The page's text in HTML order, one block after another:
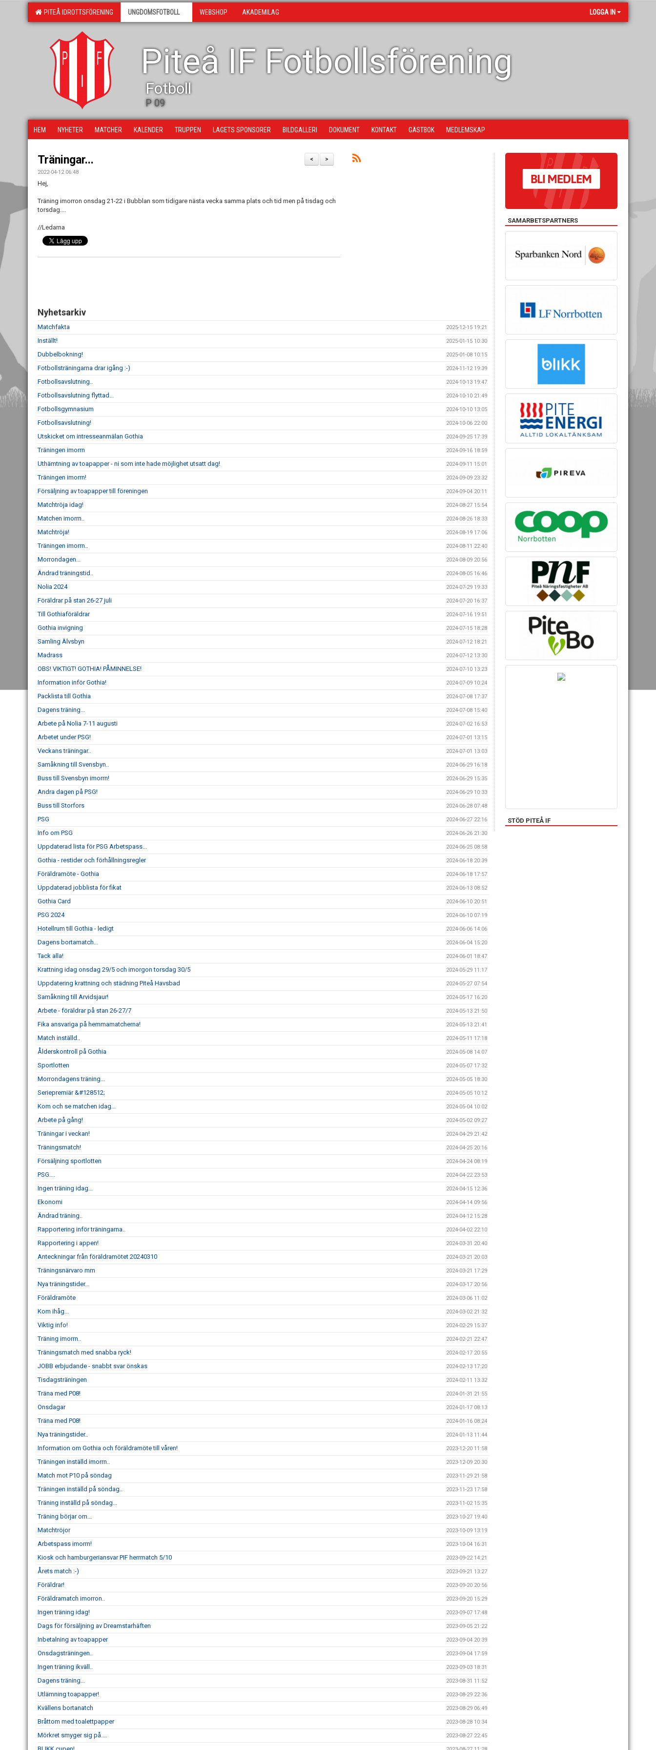
PITEÅ IDROTTSFÖRENING UNGDOMSFOTBOLL WEBSHOP AKADEMILAG LOGGA IN
Piteå IF Fotbollsförening
Fotboll
P 09
HEM NYHETER MATCHER KALENDER TRUPPEN LAGETS SPONSORER BILDGALLERI DOKUMENT KONTAKT GÄSTBOK MEDLEMSKAP
>
<
Träningar...
2022-04-12 06:48
Hej,
Träning imorron onsdag 21-22 i Bubblan som tidigare nästa vecka samma plats och tid men på tisdag och
torsdag....
//Ledarna
Nyhetsarkiv
Matchfakta 2025-12-15 19:21
Inställt! 2025-01-15 10:30
Dubbelbokning! 2025-01-08 10:15
Fotbollsträningarna drar igång :-) 2024-11-12 19:39
Fotbollsavslutning.. 2024-10-13 19:47
Fotbollsavslutning flyttad... 2024-10-10 21:49
Fotbollsgymnasium 2024-10-10 13:05
Fotbollsavslutning! 2024-10-06 22:00
Utskicket om intresseanmälan Gothia 2024-09-25 17:39
Träningen imorrn 2024-09-16 18:59
Uthämtning av toapapper - ni som inte hade möjlighet utsatt dag! 2024-09-11 15:01
Träningen imorrn! 2024-09-09 23:32
Försäljning av toapapper till föreningen 2024-09-04 20:11
Matchtröja idag! 2024-08-27 15:54
Matchen imorrn.. 2024-08-26 18:33
Matchtröja! 2024-08-19 17:06
Träningen imorrn.. 2024-08-11 22:40
Morrondagen... 2024-08-09 20:56
Ändrad träningstid.. 2024-08-05 16:46
Nolia 2024 2024-07-29 19:33
Föräldrar på stan 26-27 juli 2024-07-20 16:37
Till Gothiaföräldrar 2024-07-16 19:51
Gothia invigning 2024-07-15 18:28
Samling Älvsbyn 2024-07-12 18:21
Madrass 2024-07-12 13:30
OBS! VIKTIGT! GOTHIA! PÅMINNELSE! 2024-07-10 13:23
Information inför Gothia! 2024-07-09 10:24
Packlista till Gothia 2024-07-08 17:37
Dagens träning... 2024-07-08 15:40
Arbete på Nolia 7-11 augusti 2024-07-02 16:53
Arbetet under PSG! 2024-07-01 13:15
Veckans träningar.. 2024-07-01 13:03
Samåkning till Svensbyn.. 2024-06-29 16:18
Buss till Svensbyn imorrn! 2024-06-29 15:35
Andra dagen på PSG! 2024-06-29 10:33
Buss till Storfors 2024-06-28 07:48
PSG 2024-06-27 22:16
Info om PSG 2024-06-26 21:30
Uppdaterad lista för PSG Arbetspass... 2024-06-25 08:58
Gothia - restider och förhållningsregler 2024-06-18 20:39
Föräldramöte - Gothia 2024-06-18 17:57
Uppdaterad jobblista för fikat 2024-06-13 08:52
Gothia Card 2024-06-10 20:51
PSG 2024 2024-06-10 07:19
Hotellrum till Gothia - ledigt 2024-06-06 14:06
Dagens bortamatch... 2024-06-04 15:20
Tack alla! 2024-06-01 18:47
Krattning idag onsdag 29/5 och imorgon torsdag 30/5 2024-05-29 11:17
Uppdatering krattning och städning Piteå Havsbad 2024-05-27 07:54
Samåkning till Arvidsjaur! 2024-05-17 16:20
Arbete - föräldrar på stan 26-27/7 2024-05-13 21:50
Fika ansvariga på hemmamatcherna! 2024-05-13 21:41
Match inställd.. 2024-05-11 17:18
Ålderskontroll på Gothia 2024-05-08 14:07
Sportlotten 2024-05-07 17:32
Morrondagens träning... 2024-05-05 18:30
Seriepremiär &#128512; 2024-05-05 10:12
Kom och se matchen idag... 2024-05-04 10:02
Arbete på gång! 2024-05-02 09:27
Träningar i veckan! 2024-04-29 21:42
Träningsmatch! 2024-04-25 20:16
Försäljning sportlotten 2024-04-24 08:19
PSG.... 2024-04-22 23:53
Ingen träning idag... 2024-04-15 12:36
Ekonomi 2024-04-14 09:56
Ändrad träning.. 2024-04-12 15:28
Rapportering inför träningarna.. 2024-04-02 22:10
Rapportering i appen! 2024-03-31 20:40
Anteckningar från föräldramötet 20240310 2024-03-21 20:03
Träningsnärvaro mm 2024-03-21 17:29
Nya träningstider... 2024-03-17 20:56
Föräldramöte 2024-03-06 11:02
Kom ihåg... 2024-03-02 21:32
Viktig info! 2024-02-29 15:37
Träning imorrn.. 2024-02-21 22:47
Träningsmatch med snabba ryck! 2024-02-17 20:55
JOBB erbjudande - snabbt svar önskas 2024-02-13 17:20
Tisdagsträningen 2024-02-11 13:32
Träna med P08! 2024-01-31 21:55
Onsdagar 2024-01-17 08:13
Träna med P08! 2024-01-16 08:24
Nya träningstider.. 2024-01-13 11:44
Information om Gothia och föräldramöte till våren! 2023-12-20 11:58
Träningen inställd imorrn.. 2023-12-09 20:30
Match mot P10 på söndag 2023-11-29 21:58
Träningen inställd på söndag.. 2023-11-23 17:58
Träning inställd på söndag... 2023-11-02 15:35
Träning börjar om... 2023-10-27 19:40
Matchtröjor 2023-10-09 13:19
Arbetspass imorrn! 2023-10-04 16:31
Kiosk och hamburgeriansvar PIF herrmatch 5/10 2023-09-22 14:21
Årets match :-) 2023-09-21 13:27
Föräldrar! 2023-09-20 20:56
Föräldramatch imorron.. 2023-09-20 15:29
Ingen träning idag! 2023-09-07 17:48
Dags för försäljning av Dreamstarhäften 2023-09-05 21:22
Inbetalning av toapapper 2023-09-04 20:39
Onsdagsträningen.. 2023-09-04 17:59
Ingen träning ikväll.. 2023-09-03 18:31
Dagens träning... 2023-08-31 11:52
Utlämning toapapper! 2023-08-29 22:36
Kvällens bortanatch 2023-08-29 06:49
Bråttom med toalettpapper 2023-08-28 10:34
Mörkret smyger sig på.... 2023-08-27 22:45
SAMARBETSPARTNERS
STÖD PITEÅ IF